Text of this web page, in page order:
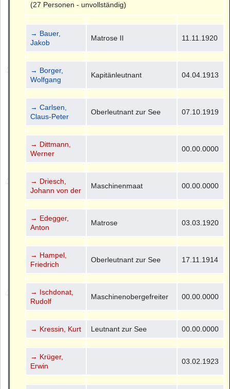
(27 Personen - unvollständig)
→ Bauer,
Jakob
Matrose II 11.11.1920
→ Borger,
Wolfgang
Kapitänleutnant 04.04.1913
→ Carlsen,
Claus-Peter
Oberleutnant zur See 07.10.1919
→ Dittmann,
Werner
00.00.0000
→ Driesch,
Johann von der
Maschinenmaat 00.00.0000
→ Edegger,
Anton
Matrose 03.03.1920
→ Hampel,
Friedrich
Oberleutnant zur See 17.11.1914
→ Ischdonat,
Rudolf
Maschinenobergefreiter 00.00.0000
→ Kressin, Kurt Leutnant zur See 00.00.0000
→ Krüger,
Erwin
03.02.1923